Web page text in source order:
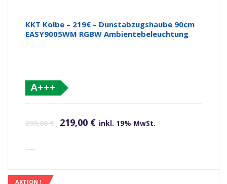
KKT Kolbe – 219€ – Dunstabzugshaube 90cm
EASY9005WM RGBW Ambientebeleuchtung
A+++
299,00€ 219,00 € inkl. 19% MwSt.
inkl. Versandkosten
AKTION !